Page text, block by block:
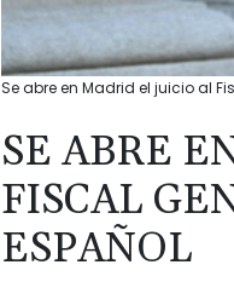
Se abre en Madrid el juicio al
SE ABRE
FISCAL
ESPAÑOL